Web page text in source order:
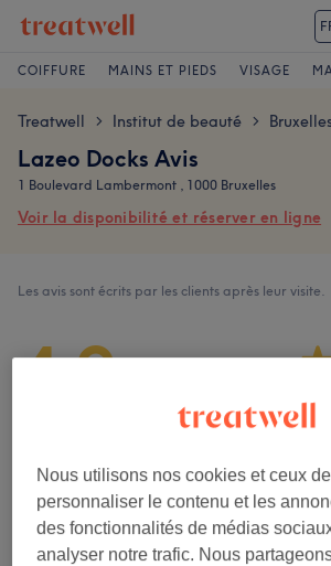
COIFFURE MAINS ET PIEDS VISAGE
Treatwell > Institut de beauté >
Lazeo Docks Avis
1 Boulevard Lambermont , 1000 Bruxelles
Voir la disponibilité et réserver en ligne
Les avis sont écrits par les clients après leur visite.
4,9
Propreté
Équipe
Nous utilisons nos cookies et ceux
personnaliser le contenu et les
des fonctionnalités de médias
analyser notre trafic. Nous